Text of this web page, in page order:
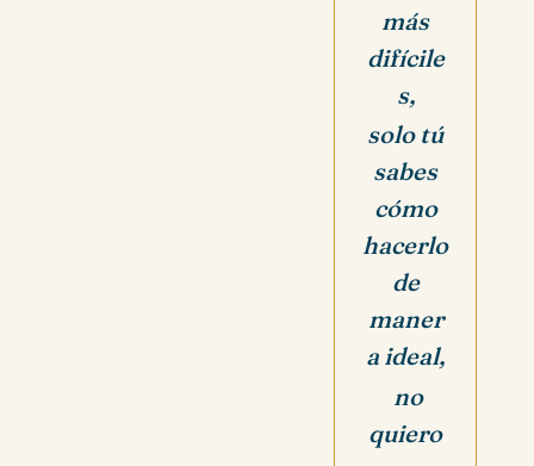
más
difícile
s,
solo tú
sabes
cómo
hacerlo
de
maner
a ideal,
no
quiero